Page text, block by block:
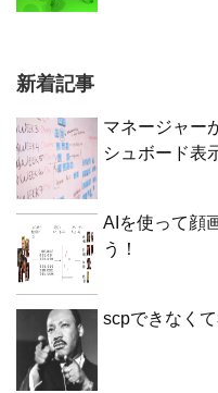
新着記事
マネージャー
シュボード表
AIを使って顔
う！
scpできなく